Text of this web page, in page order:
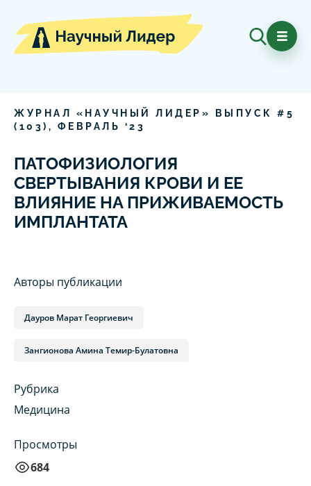
ЖУРНАЛ «НАУЧНЫЙ ЛИДЕР» ВЫПУСК # 5
( 103), ФЕВРАЛЬ ‘23
ПАТОФИЗИОЛОГИЯ
СВЕРТЫВАНИЯ КРОВИ И ЕЕ
ВЛИЯНИЕ НА ПРИЖИВАЕМОСТЬ
ИМПЛАНТАТА
Авторы публикации
Дауров Марат Георгиевич
Зангионова Амина Темир-Булатовна
Рубрика
Медицина
Просмотры
684